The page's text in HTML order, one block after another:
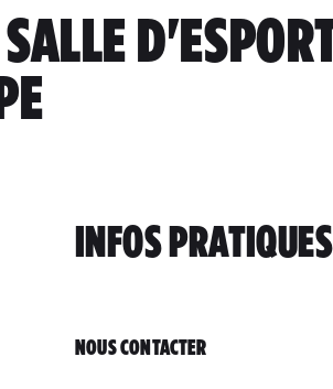
INFOS PRATIQUES
NOUS CONTACTER